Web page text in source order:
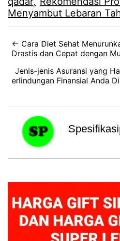
Menyambut Lebaran
← Cara Diet Sehat
Drastis dan Cepat dengan
Jenis-jenis Asuransi yang
erlindungan Finansial Anda